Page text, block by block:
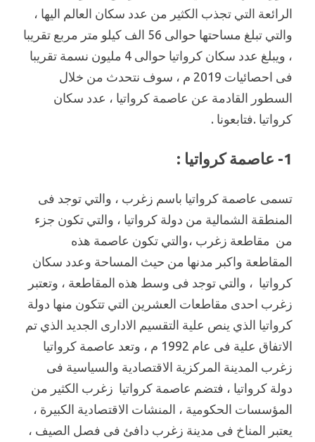
الرائعة التي تجذب الكثير من عدد سكان العالم اليها ،
والتي تبلغ مساحتها حوالى 56 الف كيلو متر مربع تقريبا
، ويبلغ عدد سكان كرواتيا حوالى 4 مليون نسمة تقريبا
فى احصائيات 2019 م ، سوف نتحدث من خلال
السطور القادمة عن عاصمة كرواتيا ، عدد سكان
كرواتيا .فتابعونا .
1- عاصمة كرواتيا :
تسمى عاصمة كرواتيا باسم زغرب ، والتي توجد فى
المنطقة الشمالية من دولة كرواتيا ، والتي تكون جزء
من مقاطعة زغرب ،والتي تكون عاصمة هذه
المقاطعة واكبر مدنها من حيث المساحة وعدد سكان
كرواتيا ، والتي توجد فى وسط هذه المقاطعة ، وتعتبر
زغرب احدى مقاطعات العشرين التي تتكون منها دولة
كرواتيا الذي ينص علية التقسيم الادارى الجديد الذي تم
الاتفاق علية فى عام 1992 م ، وتعد عاصمة كرواتيا
زغرب المدينة المركزية الاقتصادية والسياسية فى
دولة كرواتيا ، فتضم عاصمة كرواتيا زغرب الكثير من
المؤسسات الحكومية ، المنشات الاقتصادية الكبيرة ،
يعتبر المناخ فى مدينة زغرب دافئ فى فصل الصيف ،